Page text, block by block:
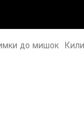
до мишок